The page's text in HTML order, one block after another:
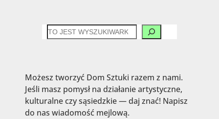
CZEGO
SZUKASZ?
Możesz tworzyć Dom Sztuki razem z nami.
Jeśli masz pomysł na działanie artystyczne,
kulturalne czy sąsiedzkie — daj znać! Napisz
do nas wiadomość mejlową.